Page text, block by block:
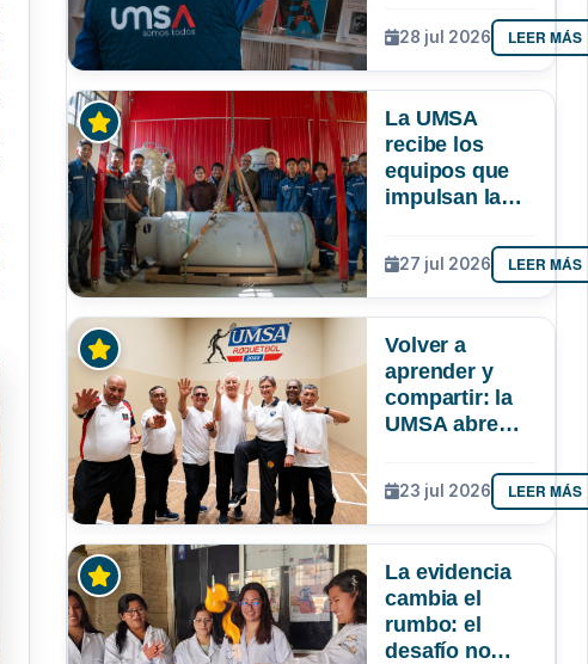
conocimiento
que se genera
en Bolivia
28 jul 2026 LEER MÁS
La UMSA
recibe los
equipos que
impulsan la
oxígeno
medicinal
27 jul 2026 LEER MÁS
Volver a
aprender y
compartir: la
UMSA abre
para adultos
mayores
23 jul 2026 LEER MÁS
La evidencia
cambia el
rumbo: el
desafío no